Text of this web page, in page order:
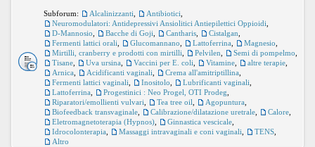
Subforum: Alcalinizzanti Antibiotici
Neuromodulatori: Antidepressivi Ansiolitici Antiepilettici Oppioidi
D-Mannosio
Bacche di Goji Cantharis Cistalgan
Fermenti lattici orali
Glucomannano Lattoferrina Magnesio
Mirtilli, cranberry e prodotti con mirtilli
Pelvilen Semi di pompelmo
Tisane
Uva ursina Vaccini per E. coli Vitamine altre terapie
Arnica
Acidificanti vaginali Crema all'amitriptillina
Fermenti lattici vaginali
Inositolo Lubrificanti vaginali
Lattoferrina
Progestinici : Neo Progel, OTI Prodeg
Riparatori/emollienti vulvari
Tea tree oil Agopuntura
Biofeedback transvaginale
Calibrazione/dilatazione uretrale Calore
Eletromagnetoterapia (Hypnos)
Ginnastica vescicale
Idrocolonterapia
Massaggi intravaginali e coni vaginali TENS
Altro